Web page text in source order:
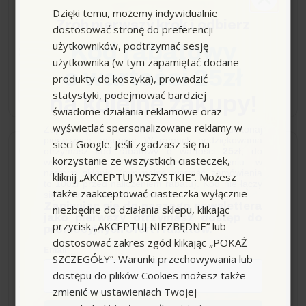
356,29 zł
+
Wysyłka do 24h
Szczotka walcowa z
włosiem o różnej długości,
pomarańczowa, 400 mm
Karcher
365,30 zł
Dzięki temu, możemy indywidualnie
dostosować stronę do preferencji
użytkowników, podtrzymać sesję
użytkownika (w tym zapamiętać dodane
produkty do koszyka), prowadzić
statystyki, podejmować bardziej
świadome działania reklamowe oraz
wyświetlać spersonalizowane reklamy w
sieci Google. Jeśli zgadzasz się na
korzystanie ze wszystkich ciasteczek,
kliknij „AKCEPTUJ WSZYSTKIE”. Możesz
także zaakceptować ciasteczka wyłącznie
niezbędne do działania sklepu, klikając
przycisk „AKCEPTUJ NIEZBĘDNE” lub
dostosować zakres zgód klikając „POKAŻ
SZCZEGÓŁY”. Warunki przechowywania lub
dostępu do plików Cookies możesz także
zmienić w ustawieniach Twojej
Zrób pierwszy krok i odbierz
Kod rabatowy
o wartości 25zł
na kolejne zakupy!
Zapisz się do newslettera, załóż konto i dokonaj
pierwszych zakupów. W ramach podziękowania
otrzymasz kod rabatowy o wartości
wykorzystania przy kolejnym zamówieniu w
naszym sklepie (minimalna wartość zamówienia
to 100zł przed naliczeniem rabatu). Kod nie łączy
się z innymi kodami rabatowymi.
Zapisując się do naszego newslettera
jako pierwszy otrzymasz dostęp do
promocyjnych ofert i rabatów.